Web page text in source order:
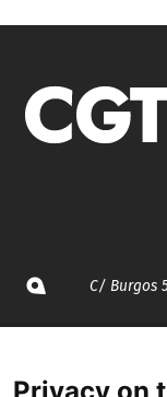
C/ Burgos
935 120 481